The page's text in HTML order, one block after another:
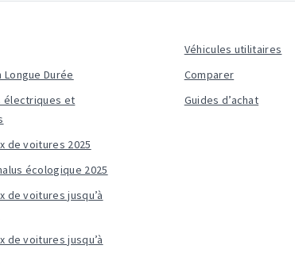
Longue Durée
électriques et
de voitures 2025
écologique 2025
de voitures jusqu’à
de voitures jusqu’à
Véhicules utilitaires
Comparer
Guides d’achat